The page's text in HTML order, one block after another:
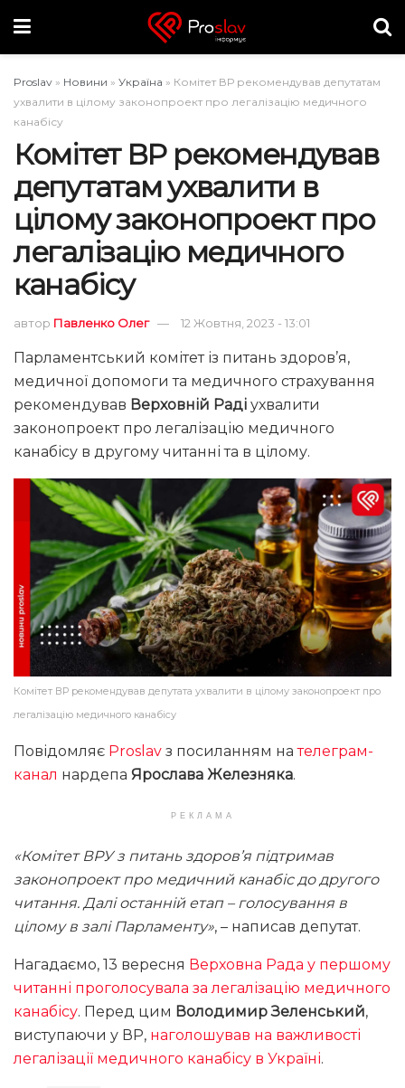
Proslav » Новини » Україна » Комітет ВР рекомендував депутатам
ухвалити в цілому законопроект про легалізацію медичного
канабісу
Комітет ВР рекомендував
депутатам ухвалити в
цілому законопроект про
легалізацію медичного
канабісу
автор Павленко Олег 12 Жовтня, 2023 - 13:01
Парламентський комітет із питань здоров’я,
медичної допомоги та медичного страхування
рекомендував Верховній Раді ухвалити
законопроект про легалізацію медичного
канабісу в другому читанні та в цілому.
Комітет ВР рекомендував депутата ухвалити в цілому законопроект про
легалізацію медичного канабісу
Повідомляє Proslav з посиланням нателеграм-
канал нардепа Ярослава Железняка.
РЕКЛАМА
«Комітет ВРУ з питань здоров’я підтримав
законопроект про медичний канабіс до другого
читання. Далі останній етап – голосування в
цілому в залі Парламенту», – написав депутат.
Нагадаємо, 13 вересня Верховна Рада у першому
читанні проголосувала за легалізацію медичного
канабісу. Перед цим Володимир Зеленський,
виступаючи у ВР, наголошував на важливості
легалізації медичного канабісу в Україні.